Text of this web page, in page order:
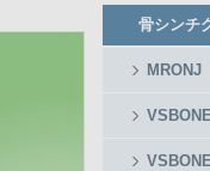
Member
Side
Menu
骨シンチ
MRONJ